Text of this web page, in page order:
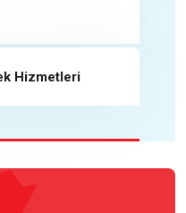
Hizmetleri